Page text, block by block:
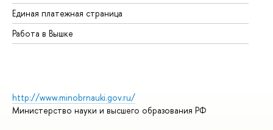
Единая платежная страница
Работа в Вышке
http://www.minobrnauki.gov.ru/
Министерство науки и высшего образования РФ